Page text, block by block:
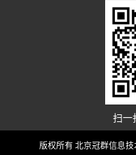
扫一
版权所有 北京冠群信息技